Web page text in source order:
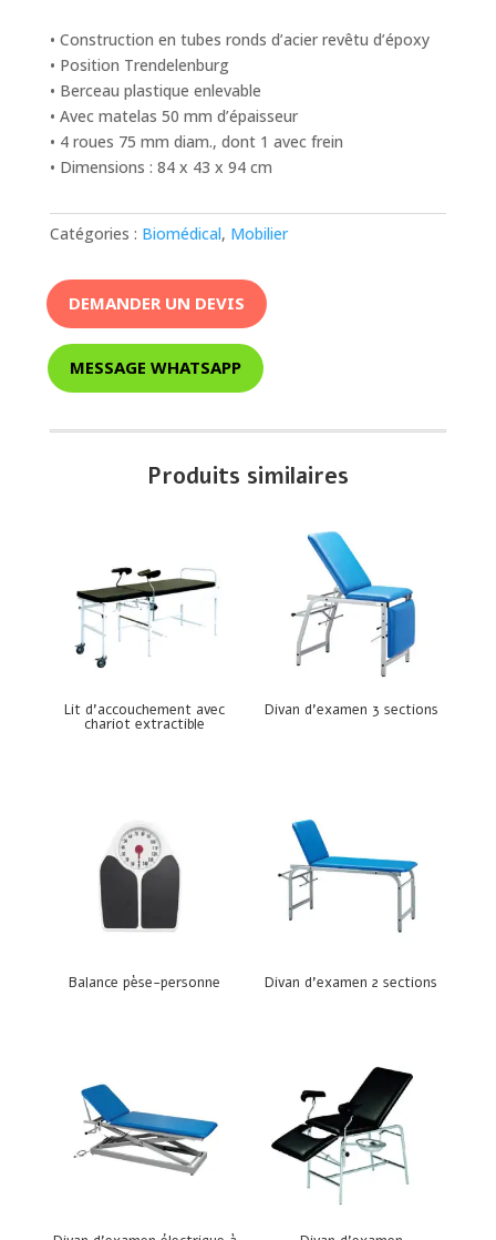
• Construction en tubes ronds d’acier revêtu d’époxy
• Position Trendelenburg
• Berceau plastique enlevable
• Avec matelas 50 mm d’épaisseur
• 4 roues 75 mm diam., dont 1 avec frein
• Dimensions : 84 x 43 x 94 cm
Catégories : Biomédical, Mobilier
DEMANDER UN DEVIS
MESSAGE WHATSAPP
Produits similaires
Lit d’accouchement avec
chariot extractible
Divan d’examen 3 sections
Balance pèse-personne Divan d’examen 2 sections